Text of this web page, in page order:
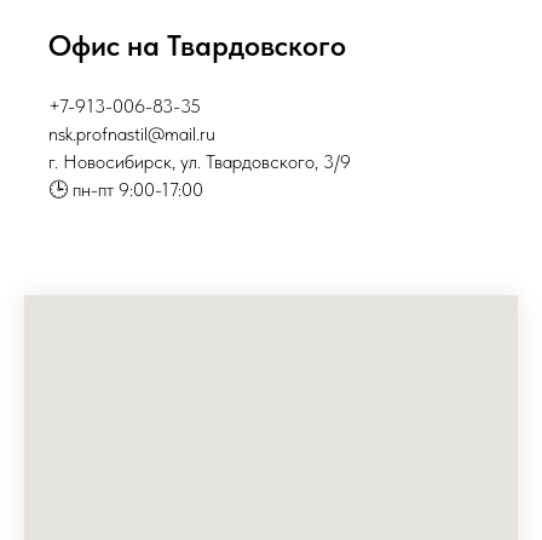
Офис на Твардовского
+7-913-006-83-35
nsk.profnastil@mail.ru
г. Новосибирск, ул. Твардовского, 3/9
🕒 пн-пт 9:00-17:00